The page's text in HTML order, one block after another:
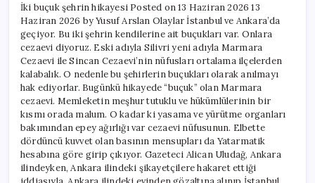
İki buçuk şehrin hikayesi Posted on 13 Haziran 2026 13
Haziran 2026 by Yusuf Arslan Olaylar İstanbul ve Ankara’da
geçiyor. Bu iki şehrin kendilerine ait buçukları var. Onlara
cezaevi diyoruz. Eski adıyla Silivri yeni adıyla Marmara
Cezaevi ile Sincan Cezaevi’nin nüfusları ortalama ilçelerden
kalabalık. O nedenle bu şehirlerin buçukları olarak anılmayı
hak ediyorlar. Bugünkü hikayede “buçuk” olan Marmara
cezaevi. Memleketin meşhur tutuklu ve hükümlülerinin bir
kısmı orada malum. O kadar ki yasama ve yürütme organları
bakımından epey ağırlığı var cezaevi nüfusunun. Elbette
dördüncü kuvvet olan basının mensupları da Yatarmatik
hesabına göre girip çıkıyor. Gazeteci Alican Uludağ, Ankara
ilindeyken, Ankara ilindeki şikayetçilere hakaret ettiği